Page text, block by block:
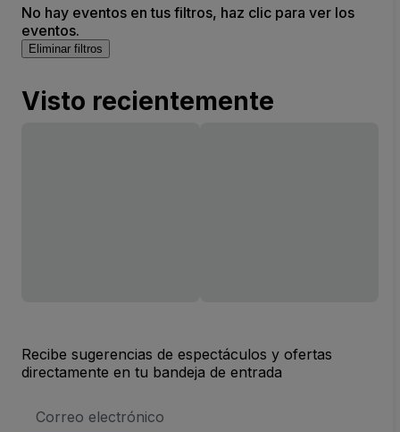
No hay eventos en tus filtros, haz clic para ver los
eventos.
Eliminar filtros
Visto recientemente
Recibe sugerencias de espectáculos y ofertas
directamente en tu bandeja de entrada
de